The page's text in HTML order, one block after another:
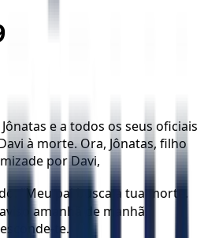
e a todos os seus oficiais
à morte. Ora, Jônatas, filho
por Davi,
“Meu pai busca a tua morte.
amanhã de manhã,
te.